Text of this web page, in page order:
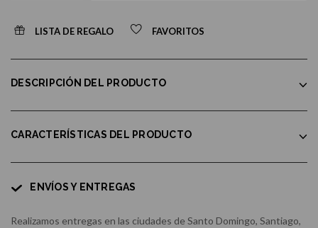
LISTA DE REGALO FAVORITOS
DESCRIPCIÓN DEL PRODUCTO
CARACTERÍSTICAS DEL PRODUCTO
ENVÍOS Y ENTREGAS
Realizamos entregas en las ciudades de Santo Domingo, Santiago,